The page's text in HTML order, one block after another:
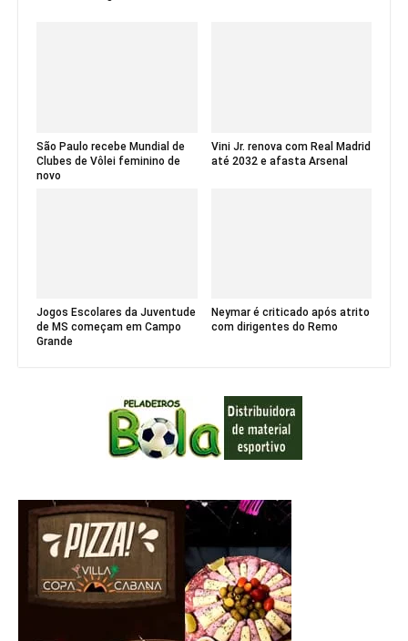
São Paulo recebe Mundial de
Clubes de Vôlei feminino de
novo
Vini Jr. renova com Real Madrid
até 2032 e afasta Arsenal
Jogos Escolares da Juventude
de MS começam em Campo
Grande
Neymar é criticado após atrito
com dirigentes do Remo